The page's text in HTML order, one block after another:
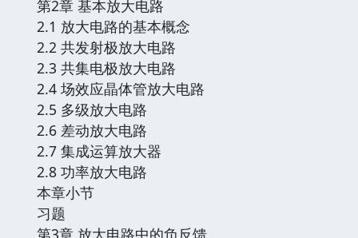
第2章 基本放大电路
2.1 放大电路的基本概念
2.2 共发射极放大电路
2.3 共集电极放大电路
2.4 场效应晶体管放大电路
2.5 多级放大电路
2.6 差动放大电路
2.7 集成运算放大器
2.8 功率放大电路
本章小节
习题
第3章 放大电路中的负反馈